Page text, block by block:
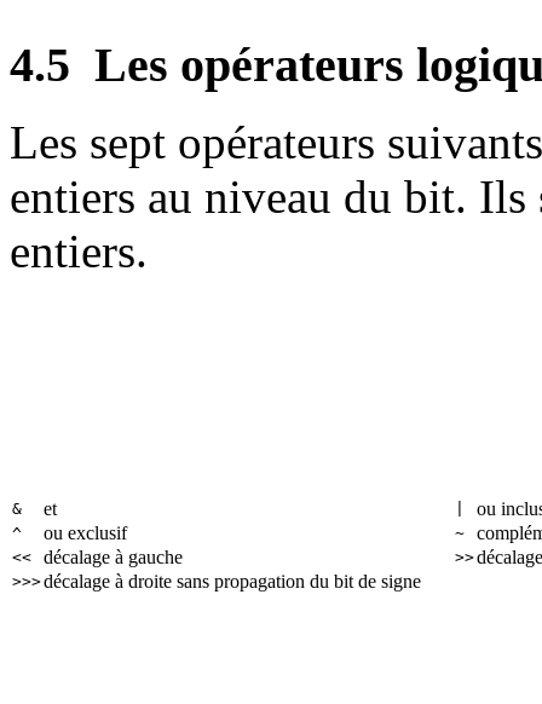
4.5 Les opérateurs
Les sept opérateurs
entiers au niveau du bit. Ils
entiers.
& et ou
^ ou exclusif ~
<< décalage à gauche >>
>>>décalage à droite sans propagation du bit de signe